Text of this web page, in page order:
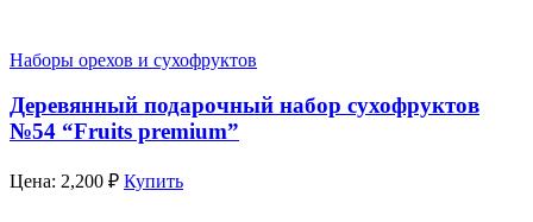
Наборы орехов и сухофруктов
Деревянный подарочный набор сухофруктов
№54 “Fruits premium”
Цена: 2,200 ₽ Купить